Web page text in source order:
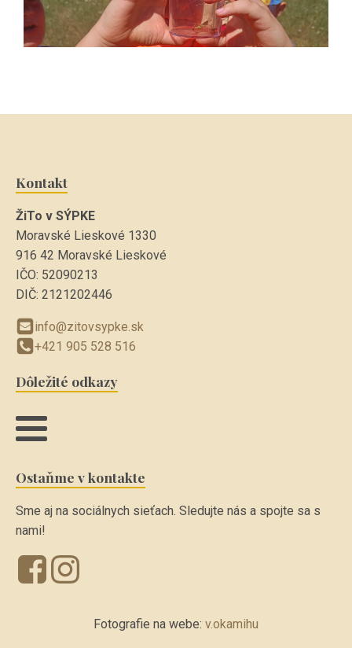
Kontakt
ŽiTo v SÝPKE
Moravské Lieskové 1330
916 42 Moravské Lieskové
IČO: 52090213
DIČ: 2121202446
info@zitovsypke.sk
+421 905 528 516
Dôležité odkazy
Ostaňme v kontakte
Sme aj na sociálnych sieťach. Sledujte nás a spojte sa s
nami!
Fotografie na webe: v.okamihu